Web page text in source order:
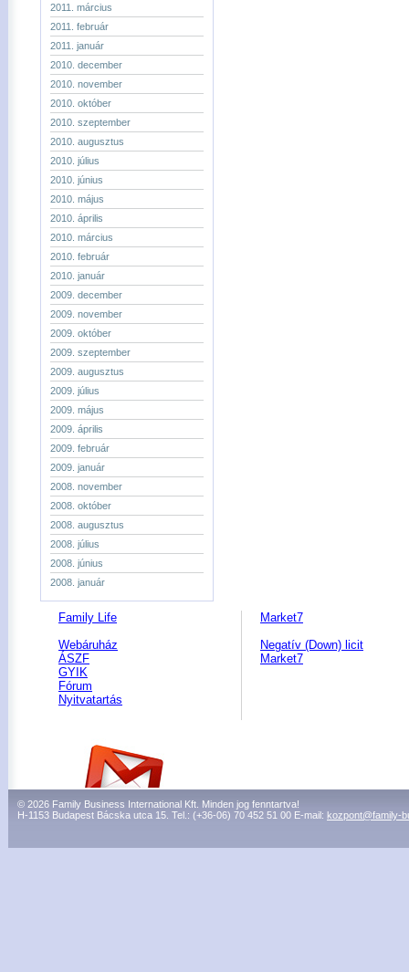
2011. március
2011. február
2011. január
2010. december
2010. november
2010. október
2010. szeptember
2010. augusztus
2010. július
2010. június
2010. május
2010. április
2010. március
2010. február
2010. január
2009. december
2009. november
2009. október
2009. szeptember
2009. augusztus
2009. július
2009. május
2009. április
2009. február
2009. január
2008. november
2008. október
2008. augusztus
2008. július
2008. június
2008. január
Family Life
Webáruház
ÁSZF
GYIK
Fórum
Nyitvatartás
Market7
Negatív (Down) licit
Market7
© 2026 Family Business International Kft. Minden jog fenntartva!
H-1153 Budapest Bácska utca 15. Tel.: (+36-06) 70 452 51 00 E-mail: kozpont@family-